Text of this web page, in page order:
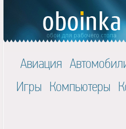
Авиация
Игры Компьютеры